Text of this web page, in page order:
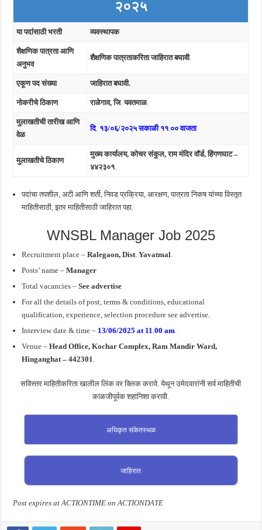
२०२५
या पदांसाठी भरती व्यवस्थापक
शैक्षणिक पात्रता आणि
अनुभव
शैक्षणिक पात्रताकरिता जाहिरात बघावी.
एकूण पद संख्या जाहिरात बघावी.
नोकरीचे ठिकाण राळेगाव, जि.यवतमाळ.
मुलाखतीची तारीख आणि
वेळ
दि. १३/०६/२०२५ सकाळी ११ ०० वाजता
मुलाखतीचे ठिकाण
मुख्य कार्यालय, कोचर संकुल, राम मंदिर वॉर्ड, हिंगणघाट –
४४२३०१
पदांचा तपशील, अटी आणि शर्ती, निवड प्रक्रिया, आरक्षण, पात्रता निकष यांच्या विस्तृत
माहितीसाठी, इतर माहितीसाठी जाहिरात पहा.
WNSBL Manager Job 2025
Recruitment place – Ralegaon, Dist.Yavatmal.
Posts’ name –Manager
Total vacancies – See advertise
For all the details of post, terms & conditions, educational
qualification, experience, selection procedure see advertise.
Interview date & time – 13/06/2025 at 11.00 am.
Venue –Head Office, Kochar Complex, Ram Mandir Ward,
Hinganghat – 442301.
सविस्तर माहितीकरिता खालील लिंक वर क्लिक करावे. येथून उमेदवारांनी सर्व माहितीची
काळजीपूर्वक शहानिशा करावी.
अधिकृत संकेतस्थळ
जाहिरात
Post expires at ACTIONTIME on ACTIONDATE